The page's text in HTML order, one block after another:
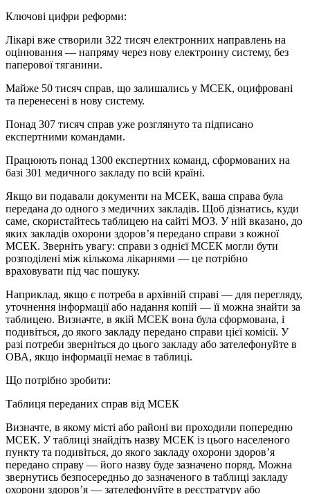
Ключові цифри реформи:
Лікарі вже створили 322 тисяч електронних направлень на
оцінювання — напряму через нову електронну систему, без
паперової тяганини.
Майже 50 тисяч справ, що залишались у МСЕК, оцифровані
та перенесені в нову систему.
Понад 307 тисяч справ уже розглянуто та підписано
експертними командами.
Працюють понад 1300 експертних команд, сформованих на
базі 301 медичного закладу по всій країні.
Якщо ви подавали документи на МСЕК, ваша справа була
передана до одного з медичних закладів. Щоб дізнатись, куди
саме, скористайтесь таблицею на сайті МОЗ. У ній вказано, до
яких закладів охорони здоров’я передано справи з кожної
МСЕК. Зверніть увагу: справи з однієї МСЕК могли бути
розподілені між кількома лікарнями — це потрібно
враховувати під час пошуку.
Наприклад, якщо є потреба в архівній справі — для перегляду,
уточнення інформації або надання копій — її можна знайти за
таблицею. Визначте, в якій МСЕК вона була сформована, і
подивіться, до якого закладу передано справи цієї комісії. У
разі потреби зверніться до цього закладу або зателефонуйте в
ОВА, якщо інформації немає в таблиці.
Що потрібно зробити:
Таблиця переданих справ від МСЕК
Визначте, в якому місті або районі ви проходили попередню
МСЕК. У таблиці знайдіть назву МСЕК із цього населеного
пункту та подивіться, до якого закладу охорони здоров’я
передано справу — його назву буде зазначено поряд. Можна
звернутись безпосередньо до зазначеного в таблиці закладу
охорони здоров’я — зателефонуйте в реєстратуру або